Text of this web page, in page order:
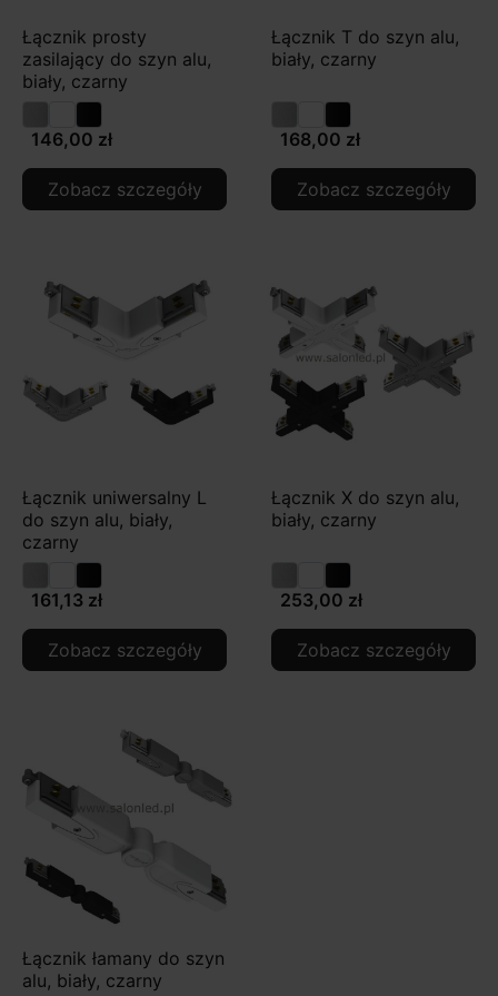
Łącznik prosty
zasilający do szyn alu,
biały, czarny
146,00 zł
Zobacz szczegóły
Łącznik T do szyn alu,
biały, czarny
168,00 zł
Zobacz szczegóły
Łącznik uniwersalny L
do szyn alu, biały,
czarny
161,13 zł
Zobacz szczegóły
Łącznik X do szyn alu,
biały, czarny
253,00 zł
Zobacz szczegóły
Łącznik łamany do szyn
alu, biały, czarny